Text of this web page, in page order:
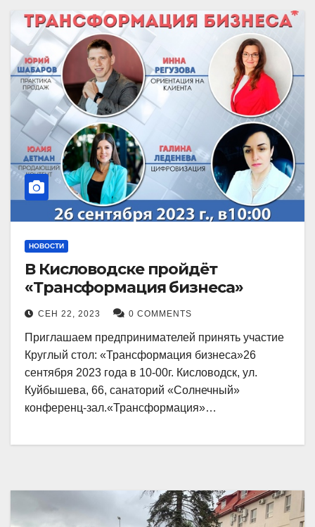
НОВОСТИ
В Кисловодске пройдёт
«Трансформация бизнеса»
СЕН 22, 2023 0 COMMENTS
Приглашаем предпринимателей принять участие
Круглый стол: «Трансформация бизнеса»26
сентября 2023 года в 10-00г. Кисловодск, ул.
Куйбышева, 66, санаторий «Солнечный»
конференц-зал.«Трансформация»…